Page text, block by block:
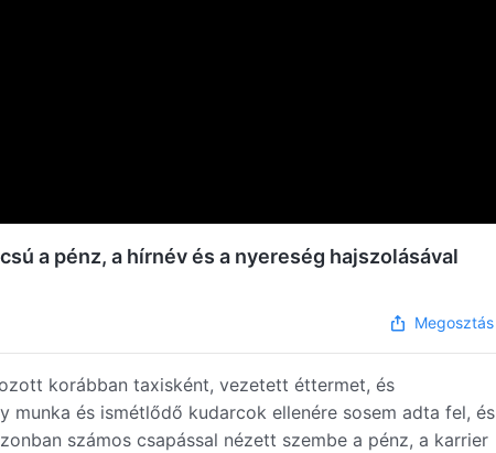
a pénz, a hírnév és a nyereség hajszolásával
Megosztás
korábban taxisként, vezetett éttermet, és
és ismétlődő kudarcok ellenére sosem adta fel, és
számos csapással nézett szembe a pénz, a karrier